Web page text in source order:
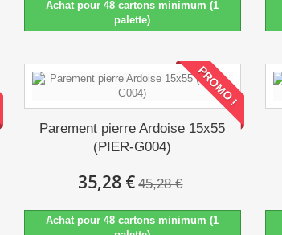
Achat pour 48 cartons minimum (1
palette)
PROMO !
Parement pierre Ardoise 15x55
(PIER-G004)
35,28 € 45,28 €
Achat pour 48 cartons minimum (1